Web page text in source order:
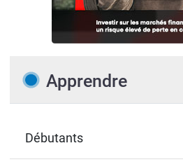
Apprendre
Débutants